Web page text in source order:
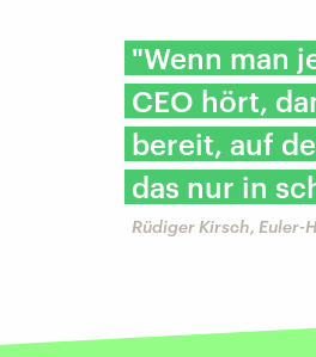
"Wenn man
CEO hört,
bereit, auf
das nur in
Rüdiger Kirsch, Euler-